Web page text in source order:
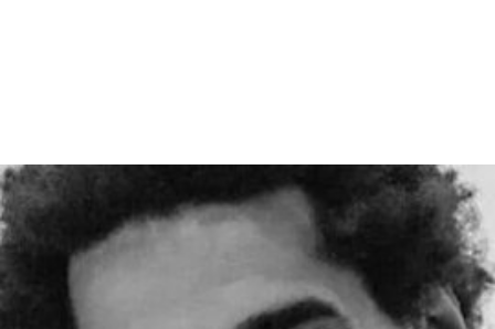
多个职务，包括国际艺术策展人，因此一直被视为
这一职位的热门人选。不过薪酬问题曾是任命过程
中的重要障碍，因为摩根在迪亚艺术基金会的收入
明显高于巴尔肖。泰特美术馆主席罗兰·拉德
（Roland Rudd）向《卫报》透露，摩根在接受这
一职位时接受了“大幅降薪”。